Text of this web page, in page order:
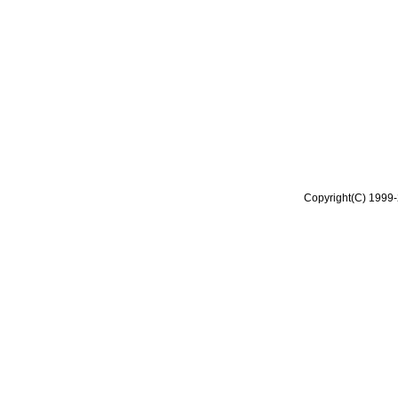
Copyright(C)